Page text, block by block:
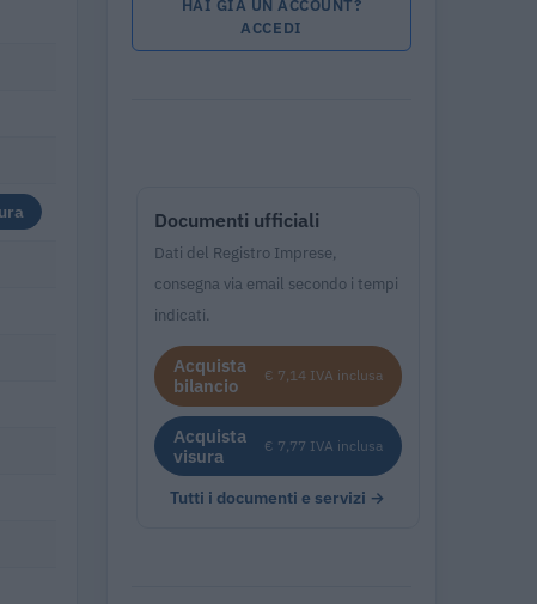
HAI GIÀ UN ACCOUNT?
ACCEDI
Documenti ufficiali
Dati del Registro Imprese,
consegna via email secondo i tempi
indicati.
Acquista
bilancio
€ 7,14 IVA inclusa
Acquista
visura
€ 7,77 IVA inclusa
Tutti i documenti e servizi →